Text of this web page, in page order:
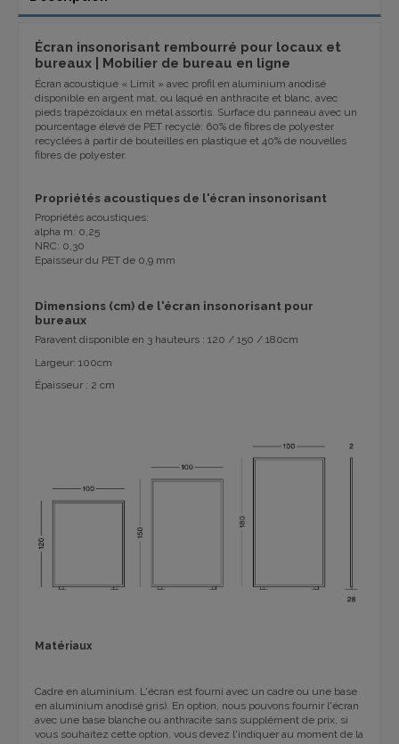
Écran insonorisant rembourré pour locaux et
bureaux | Mobilier de bureau en ligne
Écran acoustique « Limit » avec profil en aluminium anodisé
disponible en argent mat, ou laqué en anthracite et blanc, avec
pieds trapézoïdaux en métal assortis. Surface du panneau avec un
pourcentage élevé de PET recyclé: 60% de fibres de polyester
recyclées à partir de bouteilles en plastique et 40% de nouvelles
fibres de polyester.
Propriétés acoustiques de l'écran insonorisant
Propriétés acoustiques:
alpha m: 0,25
NRC: 0,30
Epaisseur du PET de 0,9 mm
Dimensions (cm) de l'écran insonorisant pour
bureaux
Paravent disponible en 3 hauteurs : 120 / 150 / 180cm
Largeur: 100cm
Épaisseur : 2 cm
Matériaux
Cadre en aluminium. L'écran est fourni avec un cadre ou une base
en aluminium anodisé gris). En option, nous pouvons fournir l'écran
avec une base blanche ou anthracite sans supplément de prix, si
vous souhaitez cette option, vous devez l'indiquer au moment de la